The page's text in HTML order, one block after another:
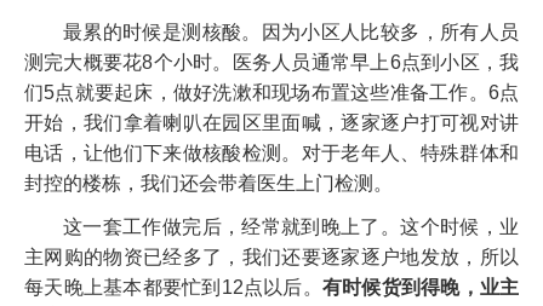
最累的时候是测核酸。因为小区人比较多，所有人员
测完大概要花8个小时。医务人员通常早上6点到小区，我
们5点就要起床，做好洗漱和现场布置这些准备工作。6点
开始，我们拿着喇叭在园区里面喊，逐家逐户打可视对讲
电话，让他们下来做核酸检测。对于老年人、特殊群体和
封控的楼栋，我们还会带着医生上门检测。
这一套工作做完后，经常就到晚上了。这个时候，业
主网购的物资已经多了，我们还要逐家逐户地发放，所以
每天晚上基本都要忙到12点以后。 有时候货到得晚，业主